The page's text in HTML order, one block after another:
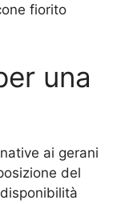
fiorito
una
ai gerani
del